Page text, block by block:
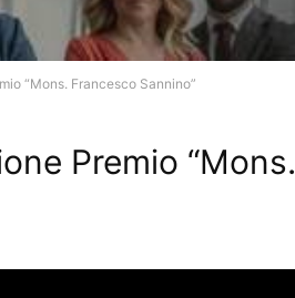
“Mons. Francesco Sannino”
Premio “Mons.